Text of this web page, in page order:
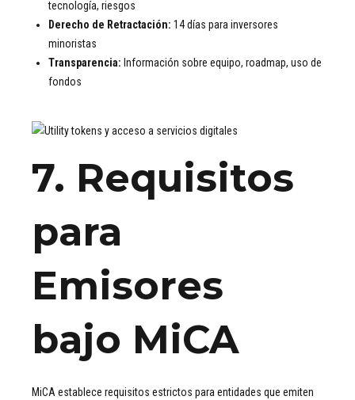
tecnología, riesgos
Derecho de Retractación: 14 días para inversores
minoristas
Transparencia: Información sobre equipo, roadmap, uso de
fondos
7. Requisitos
para
Emisores
bajo MiCA
MiCA establece requisitos estrictos para entidades que emiten